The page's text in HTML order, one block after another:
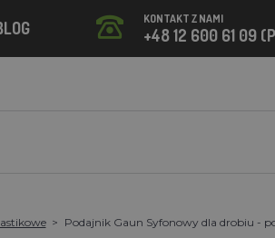
KONTAKT Z NAMI
+48 12 600 61 09
Podajnik Gaun Syfonowy dla drobiu -